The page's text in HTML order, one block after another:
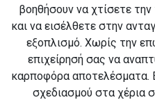
βοηθήσουν να χτίσετε
και να εισέλθετε στην
εξοπλισμό. Χωρίς την
επιχείρησή σας να
καρποφόρα αποτελέσματα.
σχεδιασμού στα χέρια